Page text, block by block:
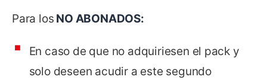
Para los NO ABONADOS:
En caso de que no adquiriesen el pack y
solo deseen acudir a este segundo